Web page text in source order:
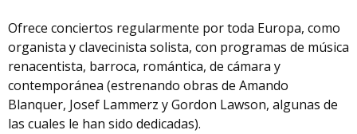
Ofrece conciertos regularmente por toda Europa, como
organista y clavecinista solista, con programas de música
renacentista, barroca, romántica, de cámara y
contemporánea (estrenando obras de Amando
Blanquer, Josef Lammerz y Gordon Lawson, algunas de
las cuales le han sido dedicadas).